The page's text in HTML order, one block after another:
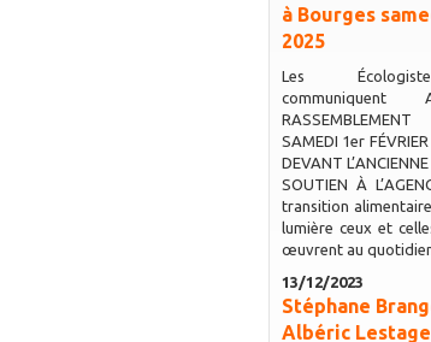
à Bourges
2025
Les
RASSEMBLEMENT
SAMEDI 1er
DEVANT
SOUTIEN À
transition
lumière ceux et
œuvrent au
13/12/2023
Stéphane
Albéric